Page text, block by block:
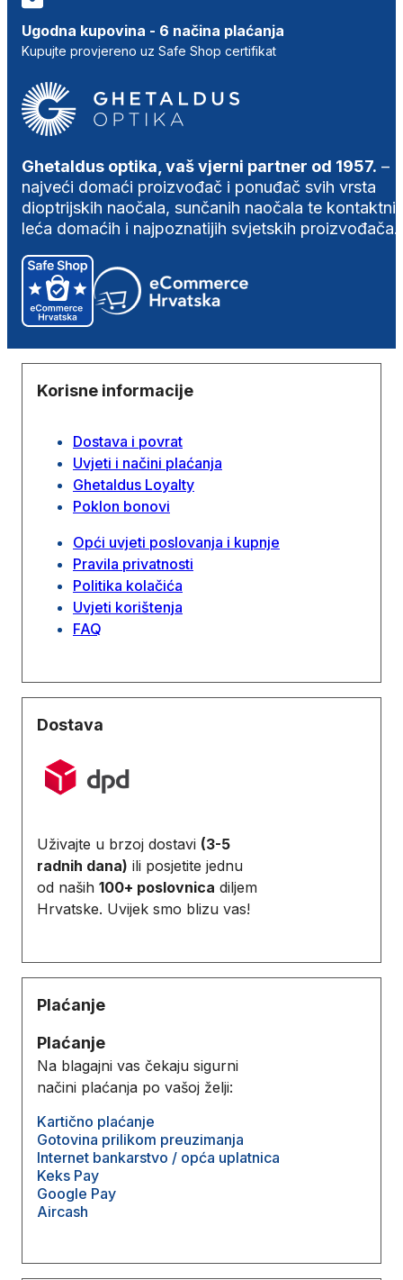
Ugodna kupovina - 6 načina plaćanja
Kupujte provjereno uz Safe Shop certifikat
Ghetaldus optika, vaš vjerni partner od 1957. –
najveći domaći proizvođač i ponuđač svih vrsta
dioptrijskih naočala, sunčanih naočala te
leća domaćih i najpoznatijih svjetskih proizvođača.
Korisne informacije
Dostava i povrat
Uvjeti i načini plaćanja
Ghetaldus Loyalty
Poklon bonovi
Opći uvjeti poslovanja i kupnje
Pravila privatnosti
Politika kolačića
Uvjeti korištenja
FAQ
Dostava
Uživajte u brzoj dostavi (3-5
radnih dana) ili posjetite jednu
od naših 100+ poslovnica diljem
Hrvatske. Uvijek smo blizu vas!
Plaćanje
Plaćanje
Na blagajni vas čekaju sigurni
načini plaćanja po vašoj želji:
Kartično plaćanje
Gotovina prilikom preuzimanja
Internet bankarstvo / opća uplatnica
Keks Pay
Google Pay
Aircash